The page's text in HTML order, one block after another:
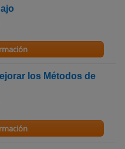
los Métodos de